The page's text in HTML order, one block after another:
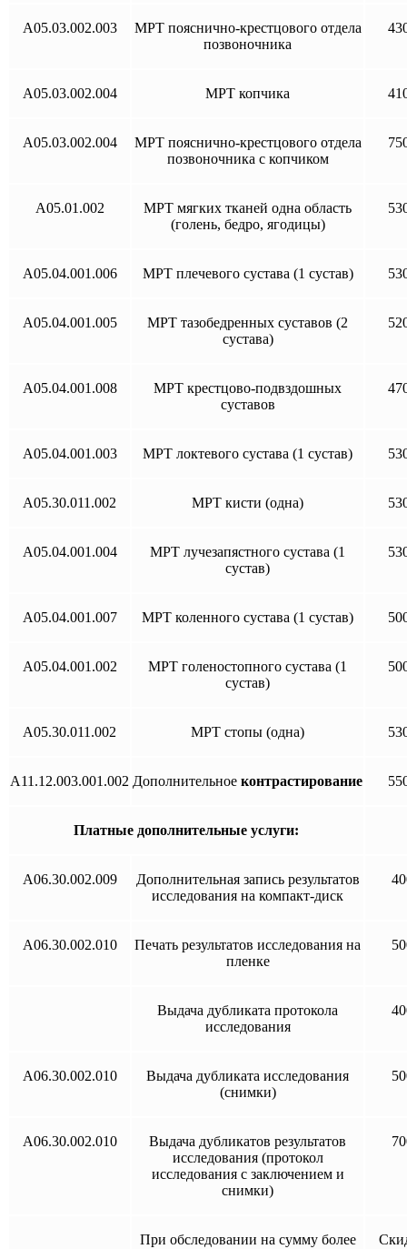
A05.03.002.003
МРТ пояснично-крестцового отдела
позвоночника
A05.03.002.004 МРТ копчика
A05.03.002.004
МРТ пояснично-крестцового отдела
позвоночника с копчиком
A05.01.002
МРТ мягких тканей одна область
(голень, бедро, ягодицы)
A05.04.001.006 МРТ плечевого сустава (1 сустав)
A05.04.001.005
МРТ тазобедренных суставов (2
сустава)
A05.04.001.008
МРТ крестцово-подвздошных
суставов
A05.04.001.003 МРТ локтевого сустава (1 сустав)
A05.30.011.002 МРТ кисти (одна)
A05.04.001.004
МРТ лучезапястного сустава (1
сустав)
A05.04.001.007 МРТ коленного сустава (1 сустав)
A05.04.001.002
МРТ голеностопного сустава (1
сустав)
A05.30.011.002 МРТ стопы (одна)
A11.12.003.001.002 Дополнительное контрастирование
Платные дополнительные услуги:
A06.30.002.009
Дополнительная запись результатов
исследования на компакт-диск
A06.30.002.010
Печать результатов исследования на
пленке
Выдача дубликата протокола
исследования
A06.30.002.010
Выдача дубликата исследования
(снимки)
A06.30.002.010
Выдача дубликатов результатов
исследования (протокол
исследования с заключением и
снимки)
При обследовании на сумму более